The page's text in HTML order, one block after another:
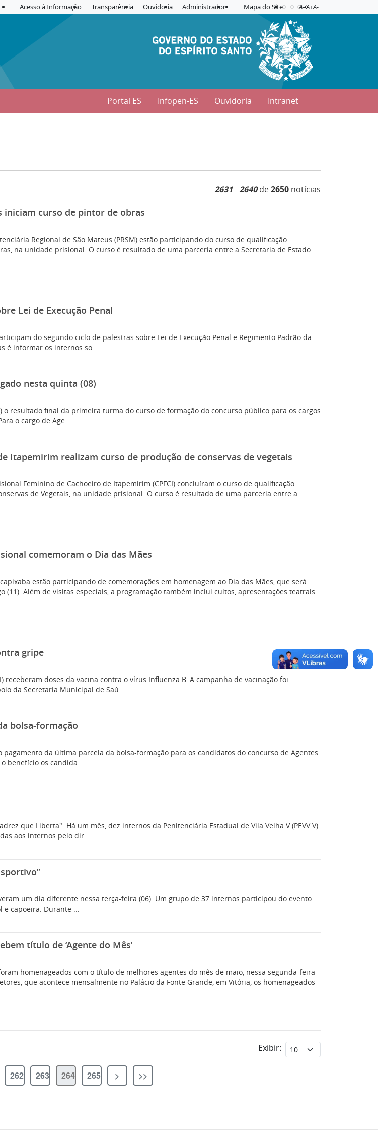
Acesso à Informação Transparência Ouvidoria Administrador Mapa do Site Acessibilidade
Aplicar contraste
A=A+A-
Portal ES Infopen-ES Ouvidoria Intranet
2631-2640de2650 notícias
iniciam curso de pintor de obras
Regional de São Mateus (PRSM) estão participando do curso de qualificação
na unidade prisional. O curso é resultado de uma parceria entre a Secretaria de Estado
Lei de Execução Penal
do segundo ciclo de palestras sobre Lei de Execução Penal e Regimento Padrão da
é informar os internos so...
nesta quinta (08)
o resultado final da primeira turma do curso de formação do concurso público para os cargos
o cargo de Age...
Itapemirim realizam curso de produção de conservas de vegetais
Feminino de Cachoeiro de Itapemirim (CPFCI) concluíram o curso de qualificação
de Vegetais, na unidade prisional. O curso é resultado de uma parceria entre a
comemoram o Dia das Mães
estão participando de comemorações em homenagem ao Dia das Mães, que será
(11). Além de visitas especiais, a programação também inclui cultos, apresentações teatrais
gripe
doses da vacina contra o vírus Influenza B. A campanha de vacinação foi
da Secretaria Municipal de Saú...
bolsa-formação
da última parcela da bolsa-formação para os candidatos do concurso de Agentes
benefício os candida...
que Liberta". Há um mês, dez internos da Penitenciária Estadual de Vila Velha V (PEVV V)
aos internos pelo dir...
um dia diferente nessa terça-feira (06). Um grupo de 37 internos participou do evento
e capoeira. Durante ...
título de ‘Agente do Mês’
homenageados com o título de melhores agentes do mês de maio, nessa segunda-feira
que acontece mensalmente no Palácio da Fonte Grande, em Vitória, os homenageados
Exibir:
262 263 264 265 > >>